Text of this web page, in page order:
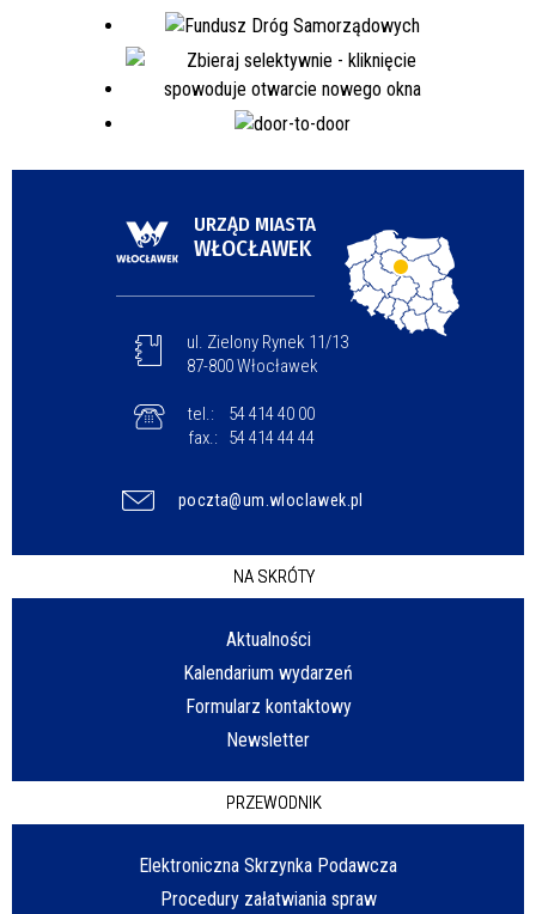
URZĄD MIASTA
WŁOCŁAWEK
ul. Zielony Rynek 11/13
87-800 Włocławek
tel.:
54 414 40 00
fax.:
54 414 44 44
poczta@um.wloclawek.pl
NA SKRÓTY
Aktualności
Kalendarium wydarzeń
Formularz kontaktowy
Newsletter
PRZEWODNIK
Elektroniczna Skrzynka Podawcza
Procedury załatwiania spraw